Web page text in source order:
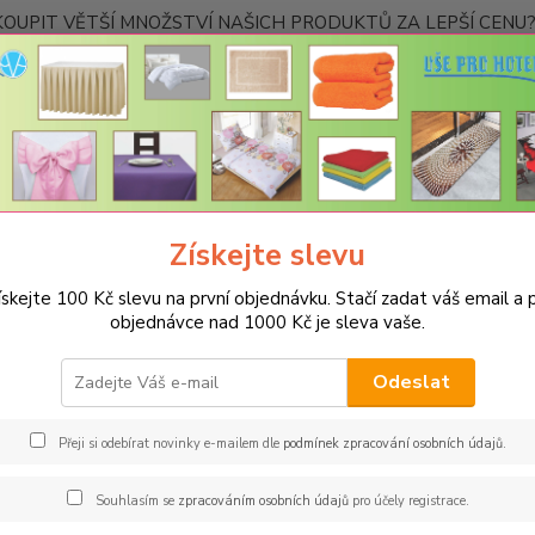
VĚTŠÍ MNOŽSTVÍ NAŠICH PRODUKTŮ ZA LEPŠÍ
Kontakty
Hledat
TOP PRODUKTY NAŠEHO E-SHOPU Saunová plachta (prostěradlo)
plachta (prostěradlo)
jako
jako
Získejte slevu
100 Kč slevu na první objednávku. Stačí zadat váš email a
objednávce nad 1000 Kč je sleva vaše.
Odeslat
Přeji si odebírat novinky e-mailem dle podmínek zpracování osobních údajů.
Souhlasím se zpracováním osobních údajůpro účely registrace.